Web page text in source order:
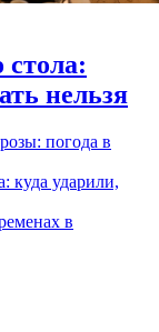
стола:
нельзя
погода в
куда ударили,
в